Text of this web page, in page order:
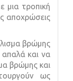
μια τροπική
αποχρώσεις
βρώμης
απαλά και να
βρώμης και
ως